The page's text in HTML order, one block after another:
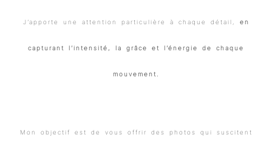
J’apporte une attention particulière à chaque détail, en
capturant l’intensité, la grâce et l’énergie de chaque
mouvement.
Mon objectif est de vous offrir des photos qui suscitent